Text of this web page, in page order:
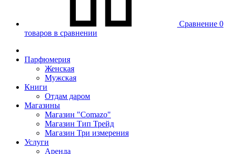
Сравнение 0
товаров в сравнении
Парфюмерия
Женская
Мужская
Книги
Отдам даром
Магазины
Магазин "Comazo"
Магазин Тип Трейд
Магазин Три измерения
Услуги
Аренда